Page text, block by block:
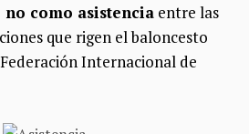
como asistencia entre las
que rigen el baloncesto
Internacional de